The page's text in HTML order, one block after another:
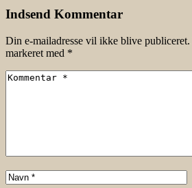
Indsend Kommentar
Din e-mailadresse vil ikke blive publiceret.
markeret med *